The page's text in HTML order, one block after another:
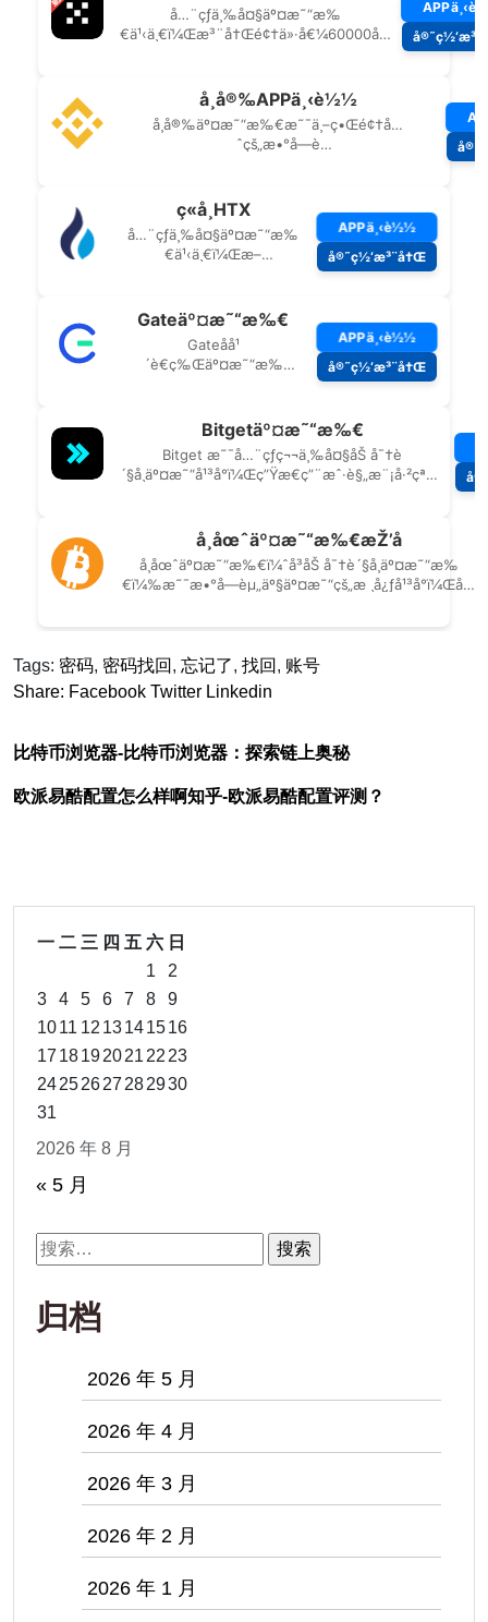
Tags: 密码, 密码找回 , 忘记了, 找回 , 账号
Share: Facebook Twitter Linkedin
比特币浏览器-比特币浏览器：探索链上奥秘
欧派易酷配置怎么样啊知乎-欧派易酷配置评测？
2026 年 8 月
一 二 三 四 五 六 日
1
2
3
4 5 6 7 8
9
1011 12 13141516
17 18192021 22 23
24252627 282930
31
« 5 月
搜
索：
归档
2026 年 5 月
2026 年 4 月
2026 年 3 月
2026 年 2 月
2026 年 1 月